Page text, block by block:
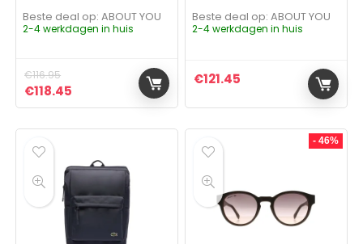
Beste deal op:
ABOUT YOU
2-4 werkdagen in huis
€116.95
Oorspronkelijke prijs was: €116.95.
€118.45 Huidige prijs is: €118.45.
Beste deal op:
ABOUT YOU
2-4 werkdagen in huis
€121.45
- 46%